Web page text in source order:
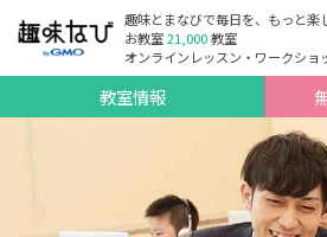
趣味とまなびで毎日を、もっと楽
お教室21,000教室
オンラインレッスン・ワークショ
教室情報